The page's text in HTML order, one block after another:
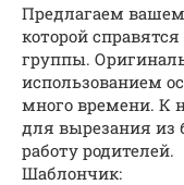
Предлагаем
которой
группы.
использованием
много времени. К
для вырезания из
работу родителей.
Шаблончик: